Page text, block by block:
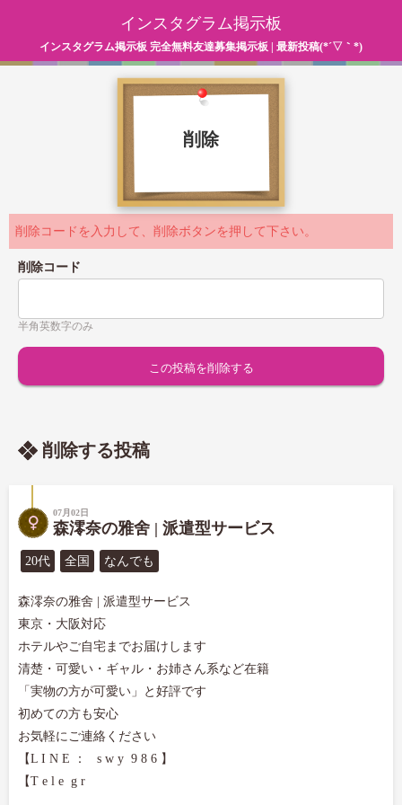
インスタグラム掲示板
インスタグラム掲示板 完全無料友達募集掲示板 | 最新投稿(*´▽｀*)
削除
削除コードを入力して、削除ボタンを押して下さい。
削除コード
半角英数字のみ
削除する投稿
07月02日
森澪奈の雅舍 | 派遣型サービス
20代 全国 なんでも
森澪奈の雅舍 | 派遣型サービス
東京・大阪対応
ホテルやご自宅までお届けします
清楚・可愛い・ギャル・お姉さん系など在籍
「実物の方が可愛い」と好評です
初めての方も安心
お気軽にご連絡ください
【L I N E ：   s w y  9 8 6 】
【T e l e  g r